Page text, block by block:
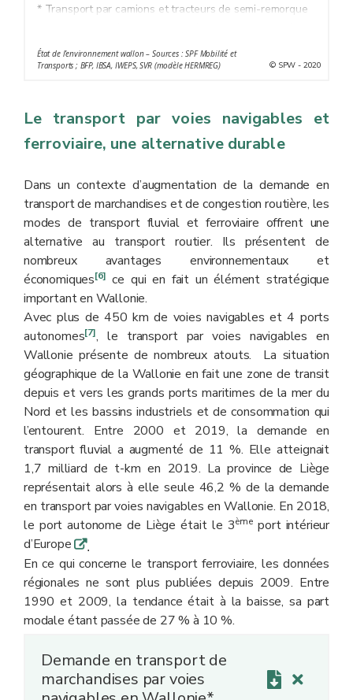
* Transport par camions et tracteurs de semi-remorque
(camionettes)
** Transport international compris
État de l’environnement wallon – Sources : SPF Mobilité et
Transports ; BFP, IBSA, IWEPS, SVR (modèle HERMREG)
© SPW - 2020
Le transport par voies navigables et
ferroviaire, une alternative durable
Dans un contexte d’augmentation de la demande en
transport de marchandises et de congestion routière, les
modes de transport fluvial et ferroviaire offrent une
alternative au transport routier. Ils présentent de
nombreux avantages environnementaux et
économiques[6] ce qui en fait un élément stratégique
important en Wallonie.
Avec plus de 450 km de voies navigables et 4 ports
autonomes[7], le transport par voies navigables en
Wallonie présente de nombreux atouts. La situation
géographique de la Wallonie en fait une zone de transit
depuis et vers les grands ports maritimes de la mer du
Nord et les bassins industriels et de consommation qui
l’entourent. Entre 2000 et 2019, la demande en
transport fluvial a augmenté de 11 %. Elle atteignait
1,7 milliard de t-km en 2019. La province de Liège
représentait alors à elle seule 46,2 % de la demande
en transport par voies navigables en Wallonie. En 2018,
le port autonome de Liège était le 3èmeport intérieur
d’Europeq.
En ce qui concerne le transport ferroviaire, les données
régionales ne sont plus publiées depuis 2009. Entre
1990 et 2009, la tendance était à la baisse, sa part
modale étant passée de 27 % à 10 %.
Demande en transport de
marchandises par voies